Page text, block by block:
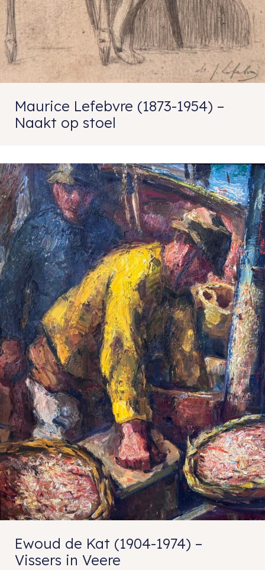
Maurice Lefebvre (1873-1954) –
Naakt op stoel
Ewoud de Kat (1904-1974) –
Vissers in Veere